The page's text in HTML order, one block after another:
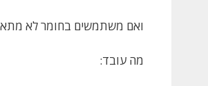
ואם משתמשים בחומר לא
מה עובד: